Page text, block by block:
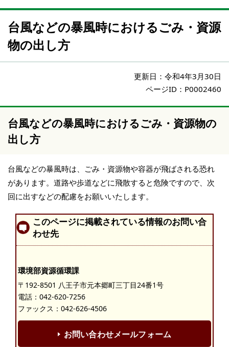
台風などの暴風時におけるごみ・資源
物の出し方
更新日： 令和4年3月30日
ページID：P0002460
台風などの暴風時におけるごみ・資源物の
出し方
台風などの暴風時は、ごみ・資源物や容器が飛ばされる恐れ
があります。道路や歩道などに飛散すると危険ですので、次
回に出すなどの配慮をお願いいたします。
このページに掲載されている情報のお問い合
わせ先
環境部資源循環課
〒192-8501 八王子市元本郷町三丁目24番1号
電話： 042-620-7256
ファックス：042-626-4506
お問い合わせメールフォーム